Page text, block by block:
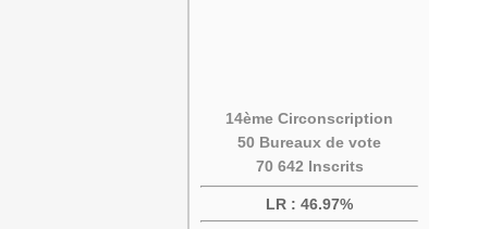
14ème Circonscription
50 Bureaux de vote
70 642 Inscrits
LR : 46.97%